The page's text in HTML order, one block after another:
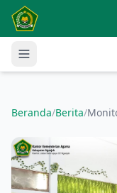
Langsung ke konten
Beranda/Berita/